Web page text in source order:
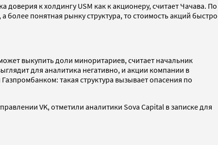
к холдингу USM как к акционеру, считает Чачава. По
более понятная рынку структура, то стоимость акций быстро
выкупить доли миноритариев, считает начальник
для аналитика негативно, и акции компании в
такая структура вызывает опасения по
VK, отметили аналитики Sova Capital в записке для